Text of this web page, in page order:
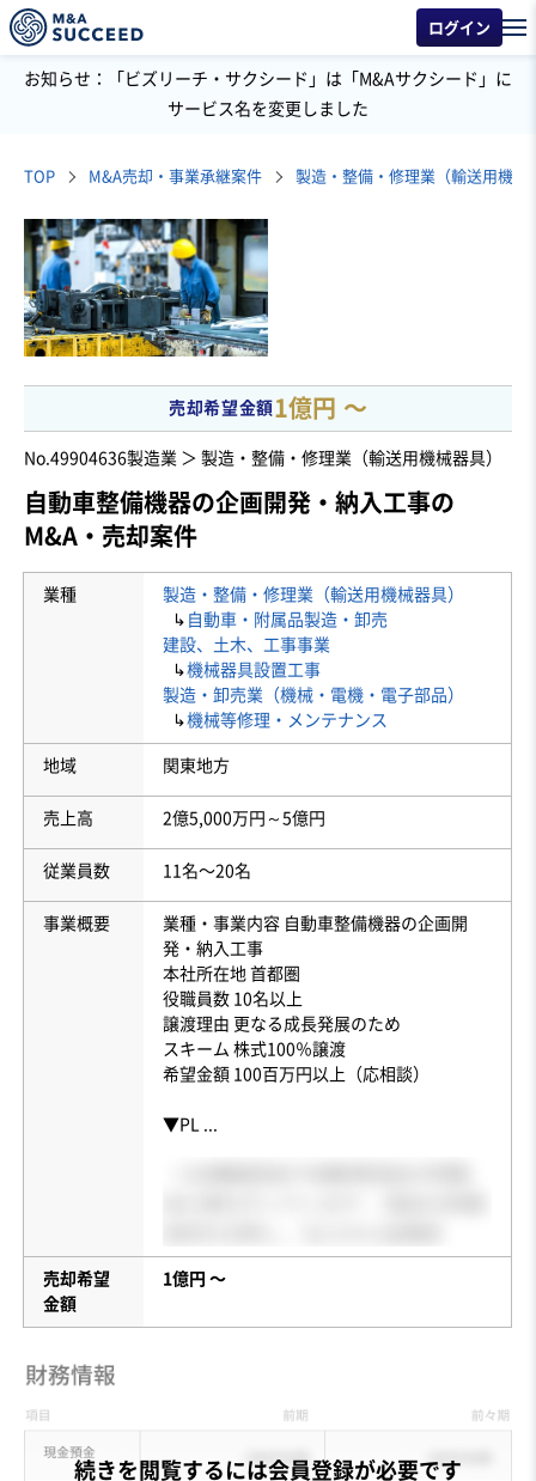
ログイン
お知らせ：「ビズリーチ・サクシード」は「M&Aサクシード」に
サービス名を変更しました
TOP M&A売却・事業承継案件 製造・整備・修理業（輸送用機械
売却希望金額1億円 〜
No.49904636製造業 ＞ 製造・整備・修理業（輸送用機械器具）
自動車整備機器の企画開発・納入工事の
M&A・売却案件
業種
製造・整備・修理業（輸送用機械器具）
↳ 自動車・附属品製造・卸売
建設、土木、工事事業
↳機械器具設置工事
製造・卸売業（機械・電機・電子部品）
↳機械等修理・メンテナンス
地域 関東地方
売上高 2億5,000万円～5億円
従業員数 11名〜20名
事業概要
業種・事業内容 自動車整備機器の企画開
発・納入工事
本社所在地 首都圏
役職員数 10名以上
譲渡理由 更なる成長発展のため
スキーム 株式100％譲渡
希望金額 100百万円以上（応相談）
▼PL
売却希望
金額
1億円 〜